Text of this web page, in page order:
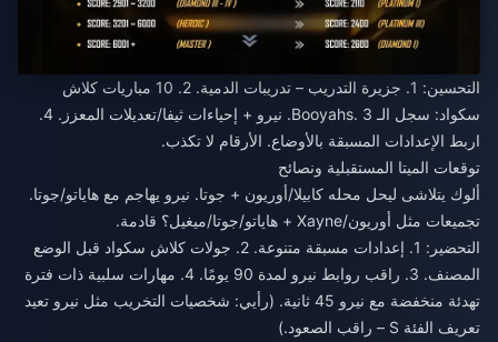
التحسين: 1. جزيرة التدريب – تدريبات الدمية. 2. 10 مباريات كلاش
سكواد: سجل الـ Booyahs. 3. نيرو + إحياءات ثيفا/تعديلات المعزز. 4.
اربط الإعدادات المسبقة بالأوضاع. الأرقام لا تكذب.
توقعات الميتا المستقبلية ونصائح
ألوك يتلاشى ليحل محله كابيلا/أوريون + جوتا. نيرو يهاجم مع هاياتو/جوتا.
تجميعات مثل أوريون/Xayne + هاياتو/جوتا/ميغيل؟ قادمة.
التحضير: 1. إعدادات مسبقة متنوعة. 2. جولات كلاش سكواد قبل الوضع
المصنف. 3. راقب روابط نيرو لمدة 90 يومًا. 4. مهارات سلبية ذات فترة
تهدئة منخفضة مع نيرو 45 ثانية. (رأيي: شخصيات التخريب مثل نيرو تعيد
تعريف الفئة S – راقب الصعود.)